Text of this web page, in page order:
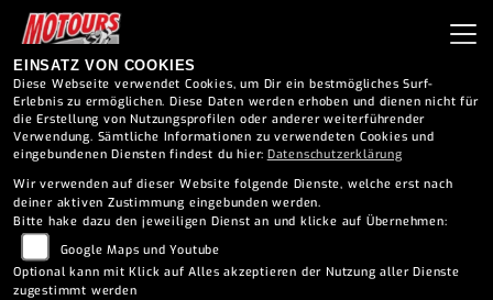
EINSATZ VON COOKIES
Diese Webseite verwendet Cookies, um Dir ein bestmögliches Surf-
Erlebnis zu ermöglichen. Diese Daten werden erhoben und dienen nicht für
die Erstellung von Nutzungsprofilen oder anderer weiterführender
Verwendung. Sämtliche Informationen zu verwendeten Cookies und
eingebundenen Diensten findest du hier: Datenschutzerklärung
Wir verwenden auf dieser Website folgende Dienste, welche erst nach
deiner aktiven Zustimmung eingebunden werden.
Bitte hake dazu den jeweiligen Dienst an und klicke auf Übernehmen:
Google Maps und Youtube
Optional kann mit Klick auf Alles akzeptieren der Nutzung aller Dienste
zugestimmt werden